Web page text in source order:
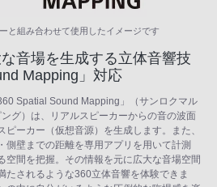
と組み合わせて使用したイメージです
音場を生成する立体音響技
Mapping」対応
Spatial Sound Mapping」（サンロクマル
グ）は、リアルスピーカーからの音の波面
ーカー（仮想音源）を生成します。また、
側壁までの距離を専用アプリを用いて計測
空間を把握。その情報を元に広大な音場空間
たされるような360立体音響を体験できま